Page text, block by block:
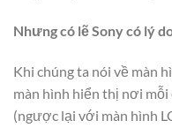
Nhưng có lẽ Sony có lý
Khi chúng ta nói về màn
màn hình hiển thị nơi
(ngược lại với màn hình